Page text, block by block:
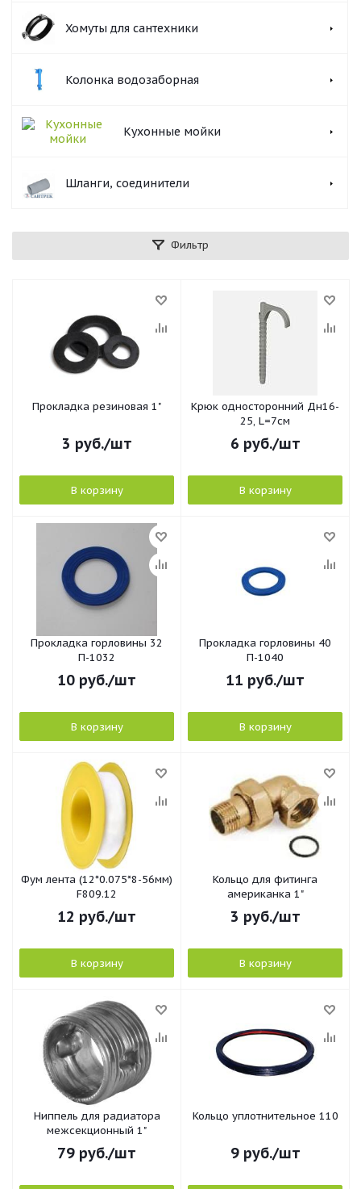
Хомуты для сантехники
Колонка водозаборная
Кухонные мойки
Шланги, соединители
Фильтр
Прокладка резиновая 1"
3 руб./шт
В корзину
Крюк односторонний Дн16-
25, L=7см
6 руб./шт
В корзину
Прокладка горловины 32
П-1032
10 руб./шт
В корзину
Прокладка горловины 40
П-1040
11 руб./шт
В корзину
Фум лента (12*0.075*8-56мм)
F809.12
12 руб./шт
В корзину
Кольцо для фитинга
американка 1"
3 руб./шт
В корзину
Ниппель для радиатора
межсекционный 1"
79 руб./шт
Кольцо уплотнительное 110
9руб./шт